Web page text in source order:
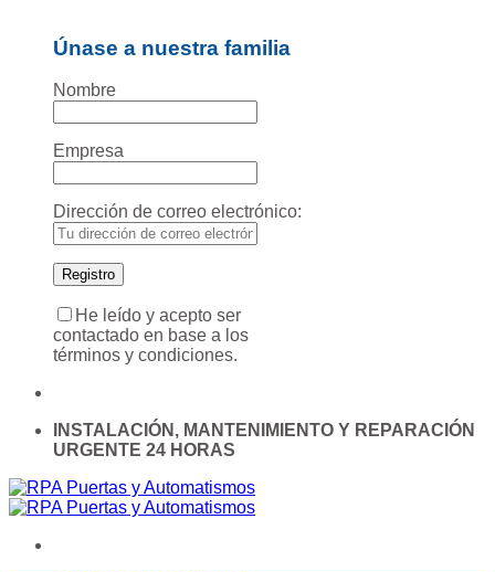
Únase a nuestra familia
Nombre
Empresa
Dirección de correo electrónico:
He leído y acepto ser
contactado en base a los
términos y condiciones.
INSTALACIÓN, MANTENIMIENTO Y REPARACIÓN
URGENTE 24 HORAS